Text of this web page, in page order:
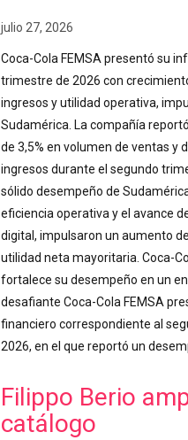
julio 27, 2026
Coca-Cola FEMSA presentó su
trimestre de 2026 con
ingresos y utilidad operativa,
Sudamérica. La compañía
de 3,5% en volumen de ventas y
ingresos durante el segundo
sólido desempeño de
eficiencia operativa y el avance
digital, impulsaron un aumento
utilidad neta mayoritaria. Coca-
fortalece su desempeño en un
desafiante Coca-Cola FEMSA
financiero correspondiente al
2026, en el que reportó un
Filippo Berio
catálogo